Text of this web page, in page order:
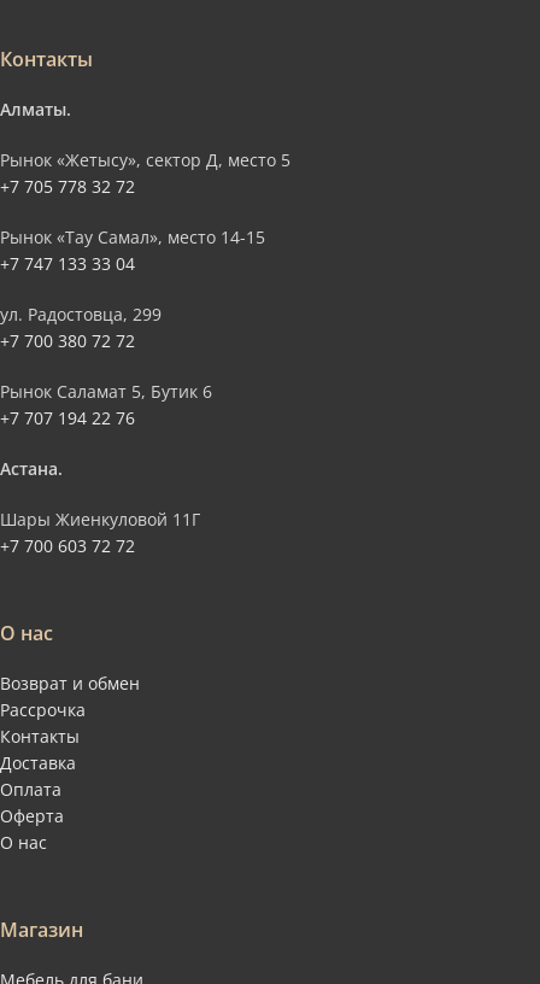
Контакты
Алматы.
Рынок «Жетысу», сектор Д, место 5
+7 705 778 32 72
Рынок «Тау Самал», место 14-15
+7 747 133 33 04
ул. Радостовца, 299
+7 700 380 72 72
Рынок Саламат 5, Бутик 6
+7 707 194 22 76
Астана.
Шары Жиенкуловой 11Г
+7 700 603 72 72
О нас
Возврат и обмен
Рассрочка
Контакты
Доставка
Оплата
Оферта
О нас
Магазин